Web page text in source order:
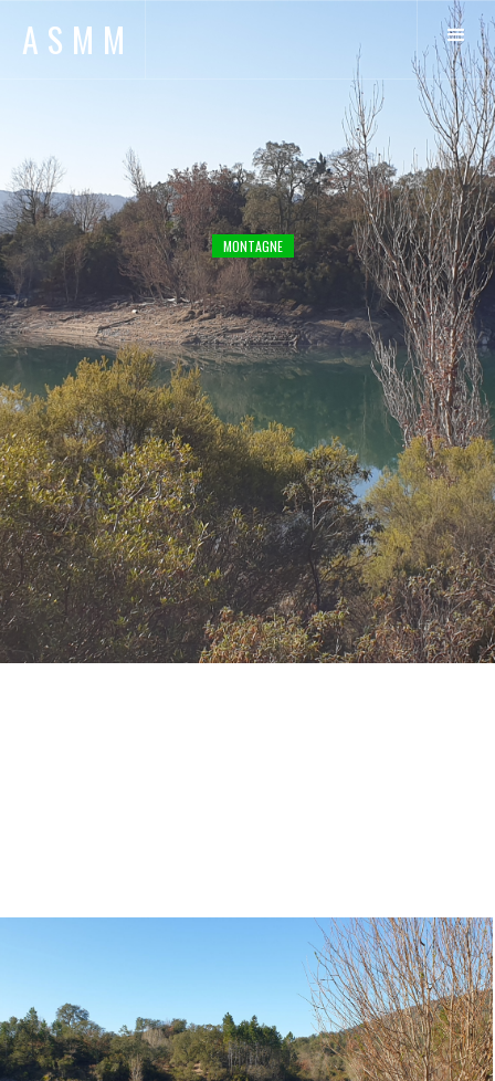
ASMM
MONTAGNE